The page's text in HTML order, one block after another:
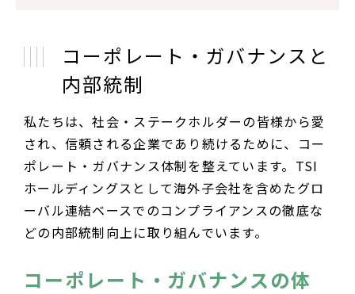
TSIものづくり
サプライチェーン
News
コーポレート・ガバナンスと
内部統制
私たちは、社会・ステークホルダーの皆様から愛
され、信頼される企業であり続けるために、コー
ポレート・ガバナンス体制を整えています。TSI
ホールディングスとして海外子会社を含めたグロ
ーバル連結ベースでのコンプライアンスの徹底な
どの内部統制向上に取り組んでいます。
コーポレート・ガバナンスの体